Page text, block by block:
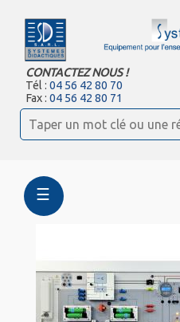
CONTACTEZ NOUS !
Tél :04 56 42 80 70
Fax :04 56 42 80 71
☰